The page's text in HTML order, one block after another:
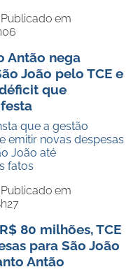
Publicado em
Antão nega
João pelo TCE e
que
que a gestão
emitir novas despesas
João até
fatos
Publicado em
80 milhões, TCE
para São João
Antão